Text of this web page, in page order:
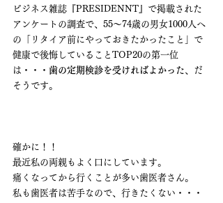
ビジネス雑誌『PRESIDENNT』で掲載された
アンケートの調査で、55〜74歳の男女1000人へ
の「リタイア前にやっておきたかったこと」で
健康で後悔していることTOP20の第一位
は・・・ 歯の定期検診を受ければよかった、だ
そうです。
確かに！！
最近私の両親もよく口にしています。
痛くなってから行くことが多い歯医者さん。
私も歯医者は苦手なので、行きたくない・・・